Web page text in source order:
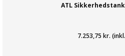
ATL Sikkerhedstank
7.253,75 kr.